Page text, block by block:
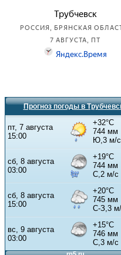
Прогноз погоды в